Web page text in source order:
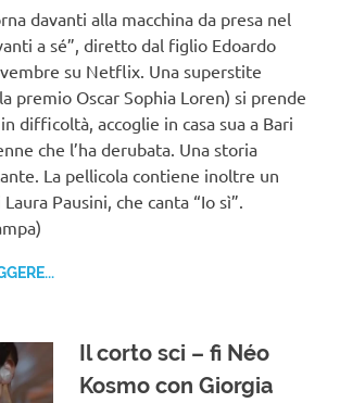
davanti alla macchina da presa nel
a sé”, diretto dal figlio Edoardo
su Netflix. Una superstite
premio Oscar Sophia Loren) si prende
difficoltà, accoglie in casa sua a Bari
che l’ha derubata. Una storia
La pellicola contiene inoltre un
Pausini, che canta “Io sì”.
Il corto sci – fi Néo
Kosmo con Giorgia